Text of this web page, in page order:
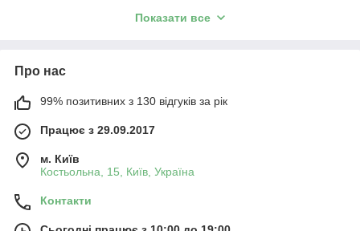
системи охолодження
звукові карти
блоки живлення
обов'язкове тестування. На всі вироби надається гарантія від
Показати все
Про нас
99% позитивних з 130 відгуків за рік
Працює з 29.09.2017
м. Київ
Костьольна, 15, Київ, Україна
Контакти